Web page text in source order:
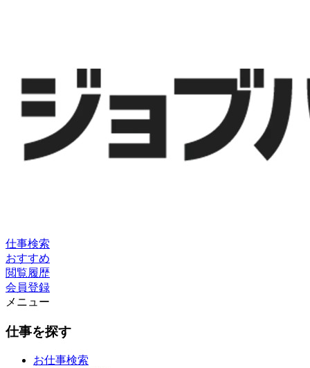
仕事検索
おすすめ
閲覧履歴
会員登録
メニュー
仕事を探す
お仕事検索